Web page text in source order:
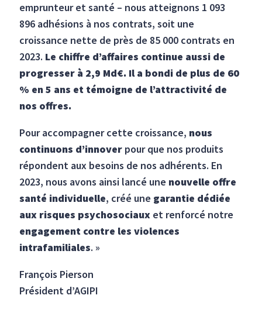
emprunteur et santé – nous atteignons 1 093
896 adhésions à nos contrats, soit une
croissance nette de près de 85 000 contrats en
2023. Le chiffre d’affaires continue aussi de
progresser à 2,9 Md€. Il a bondi de plus de 60
% en 5 ans et témoigne de l’attractivité de
nos offres.
Pour accompagner cette croissance, nous
continuons d’innover pour que nos produits
répondent aux besoins de nos adhérents. En
2023, nous avons ainsi lancé une nouvelle offre
santé individuelle, créé une garantie dédiée
aux risques psychosociaux et renforcé notre
engagement contre les violences
intrafamiliales. »
François Pierson
Président d’AGIPI